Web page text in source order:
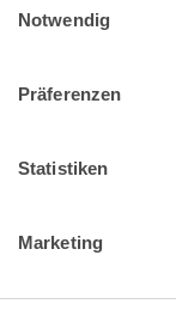
Impressum
Notwendig
Präferenzen
Statistiken
Marketing
Muster
Barrierefreiheit